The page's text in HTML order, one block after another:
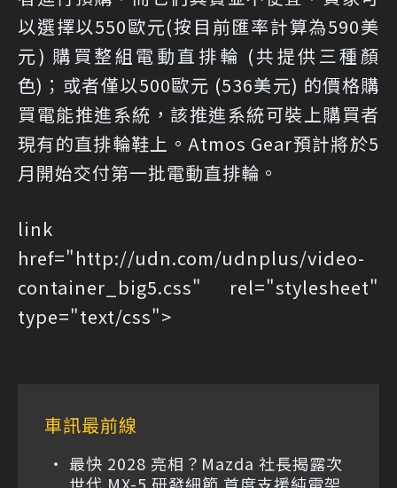
以選擇以550歐元(按目前匯率計算為590美
元) 購買整組電動直排輪 (共提供三種顏
色)；或者僅以500歐元 (536美元) 的價格購
買電能推進系統，該推進系統可裝上購買者
現有的直排輪鞋上。Atmos Gear預計將於5
月開始交付第一批電動直排輪。
link
href="http://udn.com/udnplus/video-
container_big5.css" rel="stylesheet"
type="text/css">
車訊最前線
最快 2028 亮相？Mazda 社長揭露次